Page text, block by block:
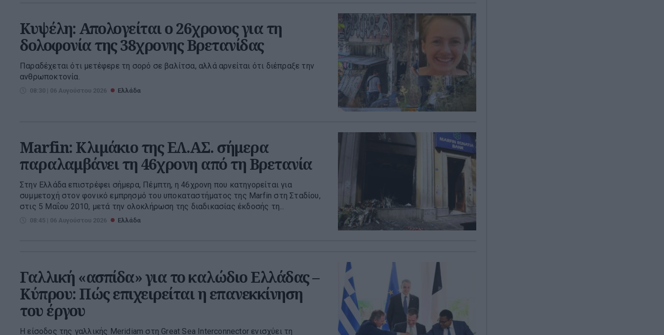
Κυψέλη: Απολογείται ο 26χρονος για τη
δολοφονία της 38χρονης Βρετανίδας
Παραδέχεται ότι μετέφερε τη σορό σε βαλίτσα, αλλά αρνείται ότι διέπραξε την
ανθρωποκτονία.
08:30 | 06 Αυγούστου 2026 Ελλάδα
Marfin: Κλιμάκιο της ΕΛ.ΑΣ. σήμερα
παραλαμβάνει τη 46χρονη από τη Βρετανία
Στην Ελλάδα επιστρέφει σήμερα, Πέμπτη, η 46χρονη που κατηγορείται για
συμμετοχή στον φονικό εμπρησμό του υποκαταστήματος της Marfin στη Σταδίου,
στις 5 Μαΐου 2010, μετά την ολοκλήρωση της διαδικασίας έκδοσής τη...
08:45 | 06 Αυγούστου 2026 Ελλάδα
Γαλλική «ασπίδα» για το καλώδιο Ελλάδας –
Κύπρου: Πώς επιχειρείται η επανεκκίνηση
του έργου
Η είσοδος της γαλλικής Meridiam στη Great Sea Interconnector ενισχύει τη